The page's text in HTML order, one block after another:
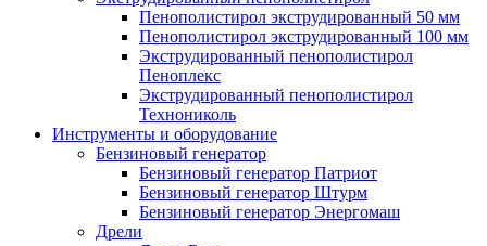
Пенополистирол экструдированный 50 мм
Пенополистирол экструдированный 100 мм
Экструдированный пенополистирол
Пеноплекс
Экструдированный пенополистирол
Технониколь
Инструменты и оборудование
Бензиновый генератор
Бензиновый генератор Патриот
Бензиновый генератор Штурм
Бензиновый генератор Энергомаш
Дрели